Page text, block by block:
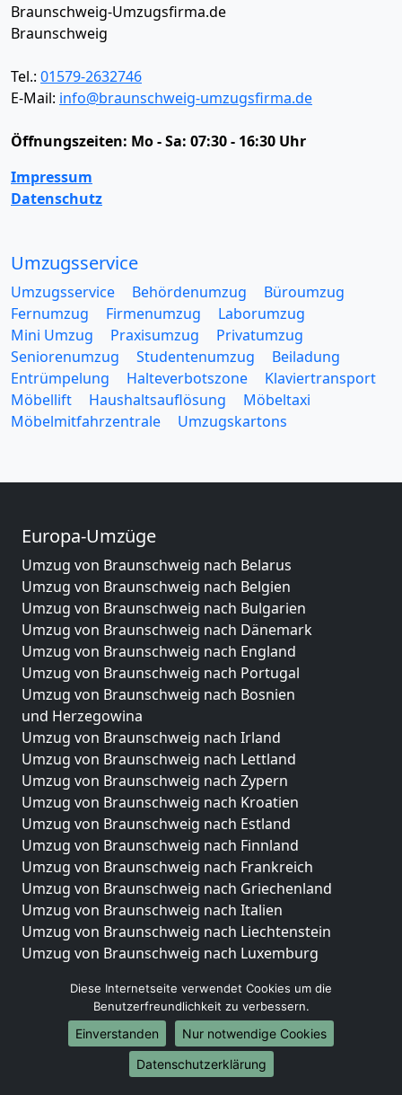
Braunschweig-Umzugsfirma.de
Braunschweig
Tel.: 01579-2632746
E-Mail: info@braunschweig-umzugsfirma.de
Öffnungszeiten: Mo - Sa: 07:30 - 16:30 Uhr
Impressum
Datenschutz
Umzugsservice
Umzugsservice Behördenumzug
Büroumzug
Fernumzug
Firmenumzug
Laborumzug
Mini Umzug
Praxisumzug
Privatumzug
Seniorenumzug
Studentenumzug
Beiladung
Entrümpelung
Halteverbotszone
Klaviertransport
Möbellift
Haushaltsauflösung
Möbeltaxi
Möbelmitfahrzentrale
Umzugskartons
Europa-Umzüge
Umzug von Braunschweig nach Belarus
Umzug von Braunschweig nach Belgien
Umzug von Braunschweig nach Bulgarien
Umzug von Braunschweig nach Dänemark
Umzug von Braunschweig nach England
Umzug von Braunschweig nach Portugal
Umzug von Braunschweig nach Bosnien
und Herzegowina
Umzug von Braunschweig nach Irland
Umzug von Braunschweig nach Lettland
Umzug von Braunschweig nach Zypern
Umzug von Braunschweig nach Kroatien
Umzug von Braunschweig nach Estland
Umzug von Braunschweig nach Finnland
Umzug von Braunschweig nach Frankreich
Umzug von Braunschweig nach Griechenland
Umzug von Braunschweig nach Italien
Umzug von Braunschweig nach Liechtenstein
Umzug von Braunschweig nach Luxemburg
Umzug von Braunschweig nach Norwegen
Umzüge-Deutschlandweit
Umzug von Braunschweig nach Berlin
Umzug von Braunschweig nach Hamburg
Diese Internetseite verwendet Cookies um die
Benutzerfreundlichkeit zu verbessern.
Einverstanden
Nur notwendige Cookies
Datenschutzerklärung